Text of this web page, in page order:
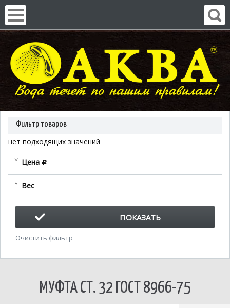
Фильтр товаров
нет подходящих значений
Цена c
Вес
ПОКАЗАТЬ
Очистить фильтр
МУФТА СТ. 32 ГОСТ 8966-75